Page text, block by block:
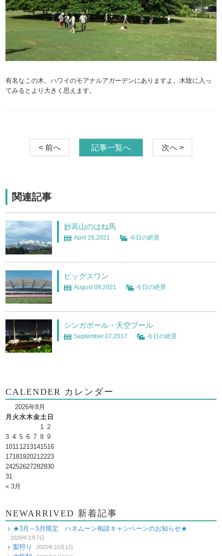
有名なこの木、ハワイのモアナルアガーデンにありますよ。木陰に入っ
てみるとより大きく思えます。
< 前へ 記事一覧へ 次へ >
関連記事
妙高山のはね馬
April 26,2021 今日の絶景
ビッグスワン
August 08,2021 今日の絶景
シンガポール・天空プール
September 07,2017 今日の絶景
CALENDER カレンダー
2026年8月
月 火水木金土 日
1
2
3 4 5 6 7 8 9
1011 1213141516
1718192021 2223
24252627282930
31
« 3月
NEWARRIVED 新着記事
★3月～5月限定 ハネムーン相談キャンペーンのお知らせ★
2026年3月7日
梨狩り 2025年10月1日